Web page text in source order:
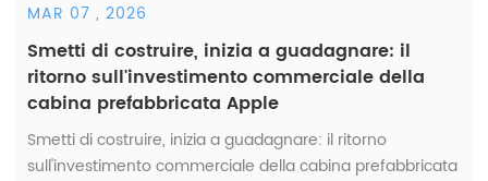
MAR 07 , 2026
Smetti di costruire, inizia a guadagnare: il
ritorno sull'investimento commerciale della
cabina prefabbricata Apple
Smetti di costruire, inizia a guadagnare: il ritorno
sull'investimento commerciale della cabina prefabbricata